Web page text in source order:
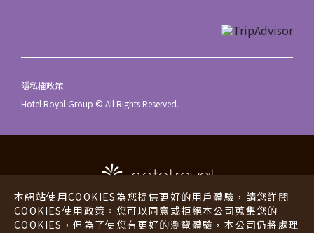
本網站使用COOKIES為您提供更好的用戶體驗，請您詳閱
COOKIES使用政策。您可以同意或拒絕本公司蒐集您的
COOKIES，但為了使您有更好的瀏覽體驗，本公司仍將處理
隱私權政策
Hotel Royal Group © All Rights Reserved.
老爺酒店 老爺行旅